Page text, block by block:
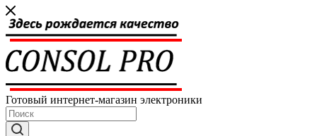
Готовый интернет-магазин электроники